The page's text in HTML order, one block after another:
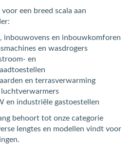
een breed scala aan
inbouwovens en inbouwkomforen
en wasdrogers
en
en terrasverwarming
en industriële gastoestellen
behoort tot onze categorie
lengtes en modellen vindt voor